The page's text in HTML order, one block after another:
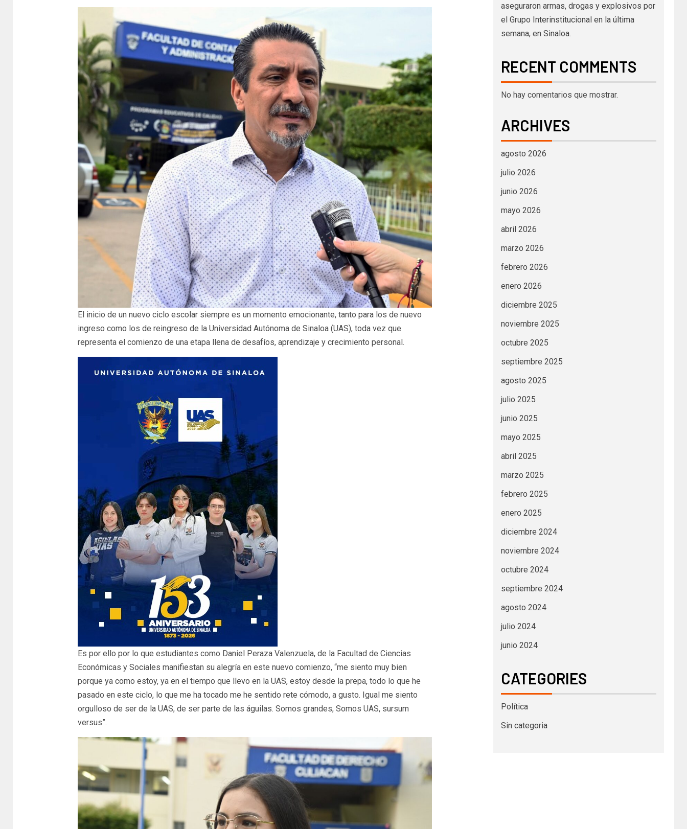
El inicio de un nuevo ciclo escolar siempre es un momento emocionante, tanto para los de nuevo
ingreso como los de reingreso de la Universidad Autónoma de Sinaloa (UAS), toda vez que
representa el comienzo de una etapa llena de desafíos, aprendizaje y crecimiento personal.
Es por ello por lo que estudiantes como Daniel Peraza Valenzuela, de la Facultad de Ciencias
Económicas y Sociales manifiestan su alegría en este nuevo comienzo, “me siento muy bien
porque ya como estoy, ya en el tiempo que llevo en la UAS, estoy desde la prepa, todo lo que he
pasado en este ciclo, lo que me ha tocado me he sentido rete cómodo, a gusto. Igual me siento
orgulloso de ser de la UAS, de ser parte de las águilas. Somos grandes, Somos UAS, sursum
versus”.
aseguraron armas, drogas y explosivos por
el Grupo Interinstitucional en la última
semana, en Sinaloa.
RECENT COMMENTS
No hay comentarios que mostrar.
ARCHIVES
agosto 2026
julio 2026
junio 2026
mayo 2026
abril 2026
marzo 2026
febrero 2026
enero 2026
diciembre 2025
noviembre 2025
octubre 2025
septiembre 2025
agosto 2025
julio 2025
junio 2025
mayo 2025
abril 2025
marzo 2025
febrero 2025
enero 2025
diciembre 2024
noviembre 2024
octubre 2024
septiembre 2024
agosto 2024
julio 2024
junio 2024
CATEGORIES
Política
Sin categoria